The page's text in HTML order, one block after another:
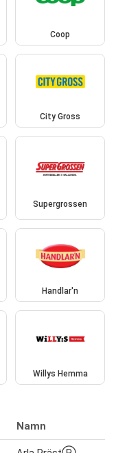
Coop
City Gross
Supergrossen
Handlar'n
Willys Hemma
Namn